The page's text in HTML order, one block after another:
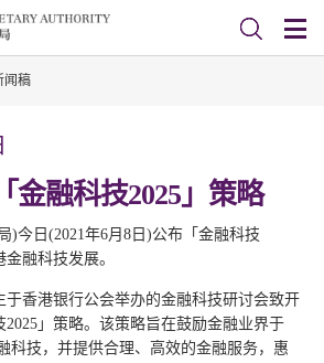
闻稿
金融科技2025」策略
)今日(2021年6月8日)公布「金融科技
融科技发展。
于香港银行公会举办的金融科技研讨会致开
」策略。该策略旨在鼓励金融业界于
科技，并提供合理、高效的金融服务，惠